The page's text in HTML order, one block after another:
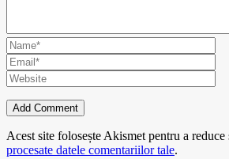
Acest site folosește Akismet pentru a reduce
procesate datele comentariilor tale.